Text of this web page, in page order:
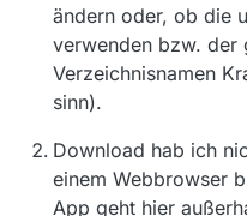
ändern oder, ob die
verwenden bzw. der
Verzeichnisnamen
sinn).
Download hab ich
einem Webbrowser
App geht hier